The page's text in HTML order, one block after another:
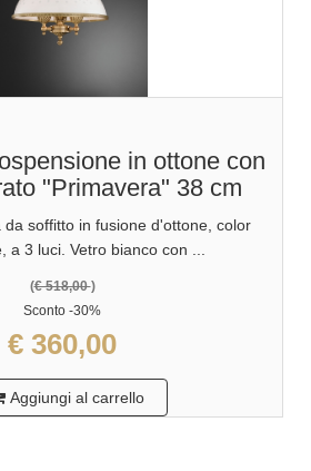
in ottone con
"Primavera" 38 cm
da soffitto in fusione d'ottone, color
a 3 luci. Vetro bianco con ...
(€ 518,00)
Sconto -30%
€ 360,00
Aggiungi al carrello